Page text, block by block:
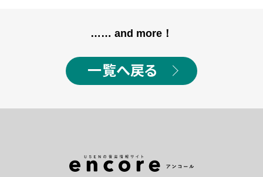
…… and more！
一覧へ戻る